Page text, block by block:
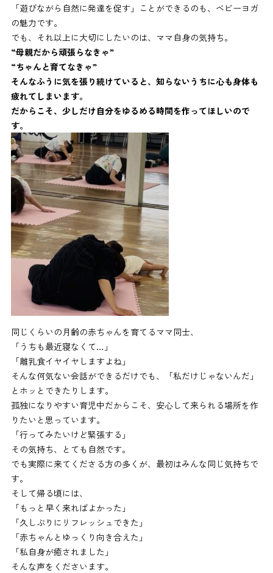
「遊びながら自然に発達を促す」ことができるのも、ベビーヨガ
の魅力です。
でも、それ以上に大切にしたいのは、ママ自身の気持ち。
“母親だから頑張らなきゃ”
“ちゃんと育てなきゃ”
そんなふうに気を張り続けていると、知らないうちに心も身体も
疲れてしまいます。
だからこそ、少しだけ自分をゆるめる時間を作ってほしいので
す。
同じくらいの月齢の赤ちゃんを育てるママ同士、
「うちも最近寝なくて…」
「離乳食イヤイヤしますよね」
そんな何気ない会話ができるだけでも、「私だけじゃないんだ」
とホッとできたりします。
孤独になりやすい育児中だからこそ、安心して来られる場所を作
りたいと思っています。
「行ってみたいけど緊張する」
その気持ち、とても自然です。
でも実際に来てくださる方の多くが、最初はみんな同じ気持ちで
す。
そして帰る頃には、
「もっと早く来ればよかった」
「久しぶりにリフレッシュできた」
「赤ちゃんとゆっくり向き合えた」
「私自身が癒されました」
そんな声をくださいます。